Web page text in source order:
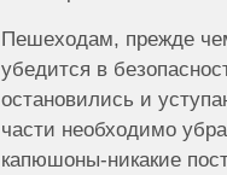
Пешеходам, прежде
убедится в
остановились и
части необходимо
капюшоны-никакие